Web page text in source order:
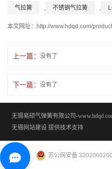
气拉簧 不锈钢气拉簧
本文网址： http://www.hdqd.com/
上一篇： 没有了
下一篇： 没有了
无锡易硕气弹簧有限公司-
无锡网站建设提供技术支持
苏公网安备